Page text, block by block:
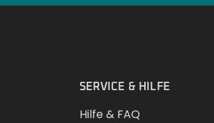
SERVICE & HILFE
Hilfe & FAQ